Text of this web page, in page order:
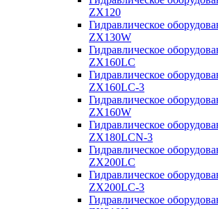
ZX120
Гидравлическое
ZX130W
Гидравлическое
ZX160LC
Гидравлическое
ZX160LC-3
Гидравлическое
ZX160W
Гидравлическое
ZX180LCN-3
Гидравлическое
ZX200LC
Гидравлическое
ZX200LC-3
Гидравлическое